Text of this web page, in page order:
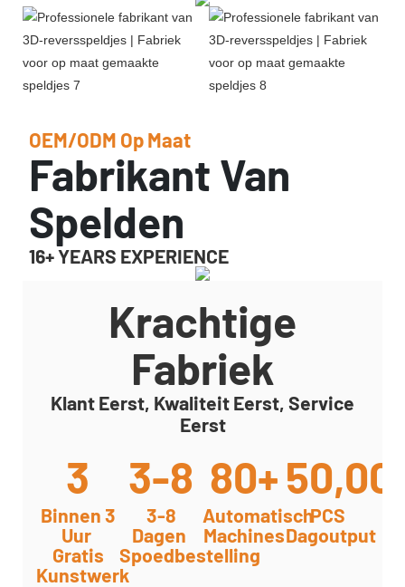
OEM/ODM Op Maat
Fabrikant Van
Spelden
16+ YEARS EXPERIENCE
Krachtige
Fabriek
Klant Eerst, Kwaliteit Eerst, Service
Eerst
3
Binnen 3
Uur
Gratis
Kunstwerk
3-8
3-8
Dagen
Spoedbestelling
80+
Automatisch
Machines
PCS
Dagoutput